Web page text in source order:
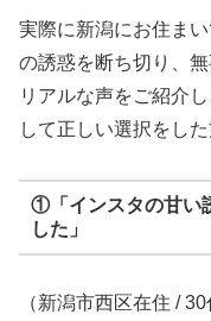
実際に新潟にお住ま
の誘惑を断ち切り、
リアルな声をご紹介
して正しい選択をし
①「インスタの甘い
した」
（新潟市西区在住 /